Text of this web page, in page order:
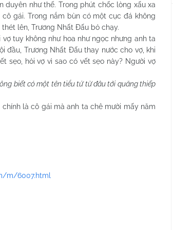
duyên như thế. Trong phút chốc lòng xấu xa
gái. Trong nắm bùn có một cục đá không
lên, Trương Nhất Đấu bỏ chạy.
tuy không như hoa như ngọc nhưng anh ta
đầu, Trương Nhất Đấu thay nước cho vợ, khi
sẹo, hỏi vợ vì sao có vết sẹo này? Người vợ
biết có một tên tiểu tử từ đâu tới quăng thiếp
là cô gái mà anh ta chê mười mấy năm
m/6007.html